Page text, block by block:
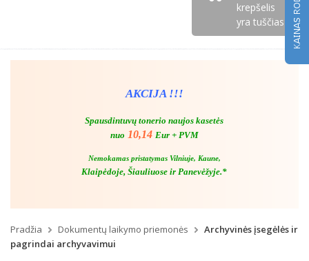
krepšelis
yra tuščias
AKCIJA !!!
Spausdintuvų tonerio naujos kasetės
nuo 10,14 Eur + PVM
Nemokamas pristatymas Vilniuje, Kaune,
Klaipėdoje, Šiauliuose ir Panevėžyje.*
Pradžia Dokumentų laikymo priemonės
Archyvinės įsegėlės ir
pagrindai archyvavimui